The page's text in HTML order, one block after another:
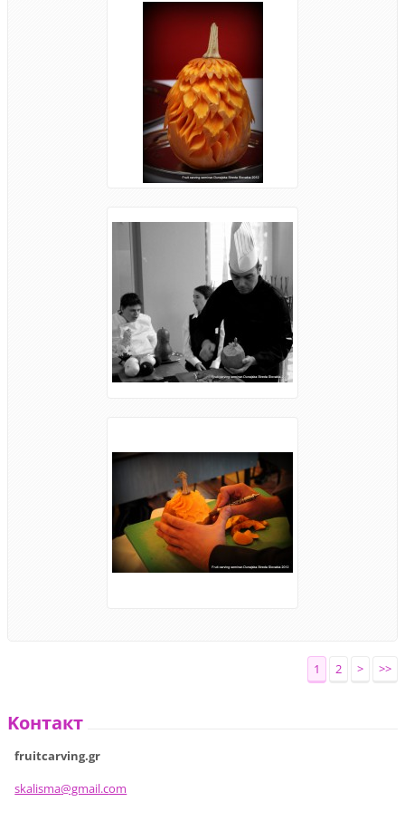
1 2 > >>
Koнтакт
fruitcarving.gr
skalisma@gmail.com